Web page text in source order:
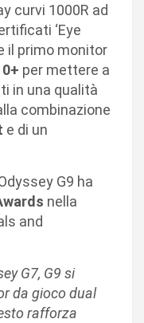
curvi 1000R ad
‘Eye
il primo monitor
per mettere a
in una qualità
combinazione
e di un
G9 ha
nella
and
G7, G9 si
da gioco dual
rafforza